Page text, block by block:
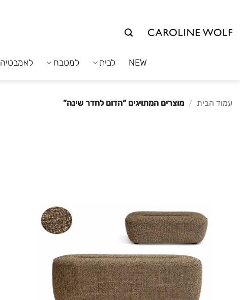
NEW לבית למטבח לאמבטיה
עמוד הבית / מוצרים המתויגים “הדום לחדר שינה”